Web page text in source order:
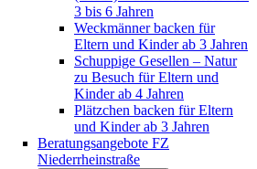
3 bis 6 Jahren
Weckmänner backen für
Eltern und Kinder ab 3 Jahren
Schuppige Gesellen – Natur
zu Besuch für Eltern und
Kinder ab 4 Jahren
Plätzchen backen für Eltern
und Kinder ab 3 Jahren
Beratungsangebote FZ
Niederrheinstraße